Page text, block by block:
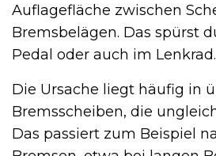
Auflagefläche zwischen
Bremsbelägen. Das spürst
Pedal oder auch im Lenkrad.
Die Ursache liegt häufig in
Bremsscheiben, die
Das passiert zum Beispiel